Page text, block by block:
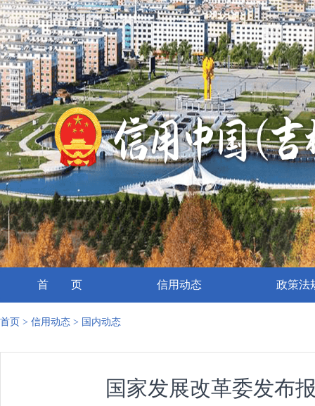
首 页 信用动态 政策法
首页 > 信用动态 > 国内动态
国家发展改革委发布